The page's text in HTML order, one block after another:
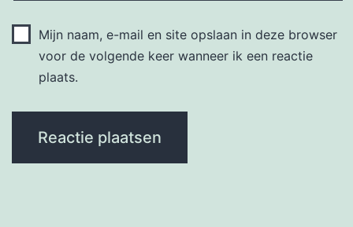
Mijn naam, e-mail en site opslaan in deze browser
voor de volgende keer wanneer ik een reactie
plaats.